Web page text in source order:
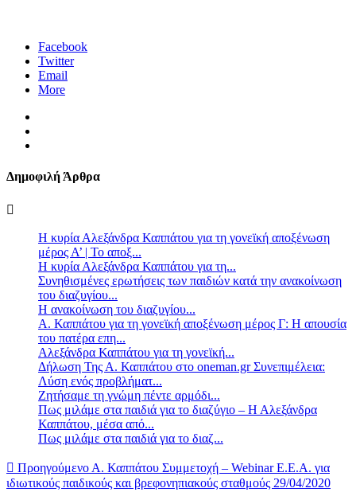
Facebook
Twitter
Email
More
Δημοφιλή Άρθρα
Η κυρία Αλεξάνδρα Καππάτου για τη γονεϊκή αποξένωση
μέρος Α’ | Το αποξ...
Η κυρία Αλεξάνδρα Καππάτου για τη...
Συνηθισμένες ερωτήσεις των παιδιών κατά την ανακοίνωση
του διαζυγίου...
Η ανακοίνωση του διαζυγίου...
Α. Καππάτου για τη γονεϊκή αποξένωση μέρος Γ: Η απουσία
του πατέρα επη...
Αλεξάνδρα Καππάτου για τη γονεϊκή...
Δήλωση Της Α. Καππάτου στο oneman.gr Συνεπιμέλεια:
Λύση ενός προβλήματ...
Zητήσαμε τη γνώμη πέντε αρμόδι...
Πως μιλάμε στα παιδιά για το διαζύγιο – Η Αλεξάνδρα
Καππάτου, μέσα από...
Πως μιλάμε στα παιδιά για το διαζ...
Προηγούμενο Α. Καππάτου Συμμετοχή – Webinar Ε.Ε.Α. για
ιδιωτικούς παιδικούς και βρεφονηπιακούς σταθμούς 29/04/2020